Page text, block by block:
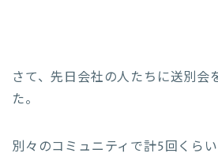
さて、先日会社の人たちに送別会
た。
別々のコミュニティで計5回くら